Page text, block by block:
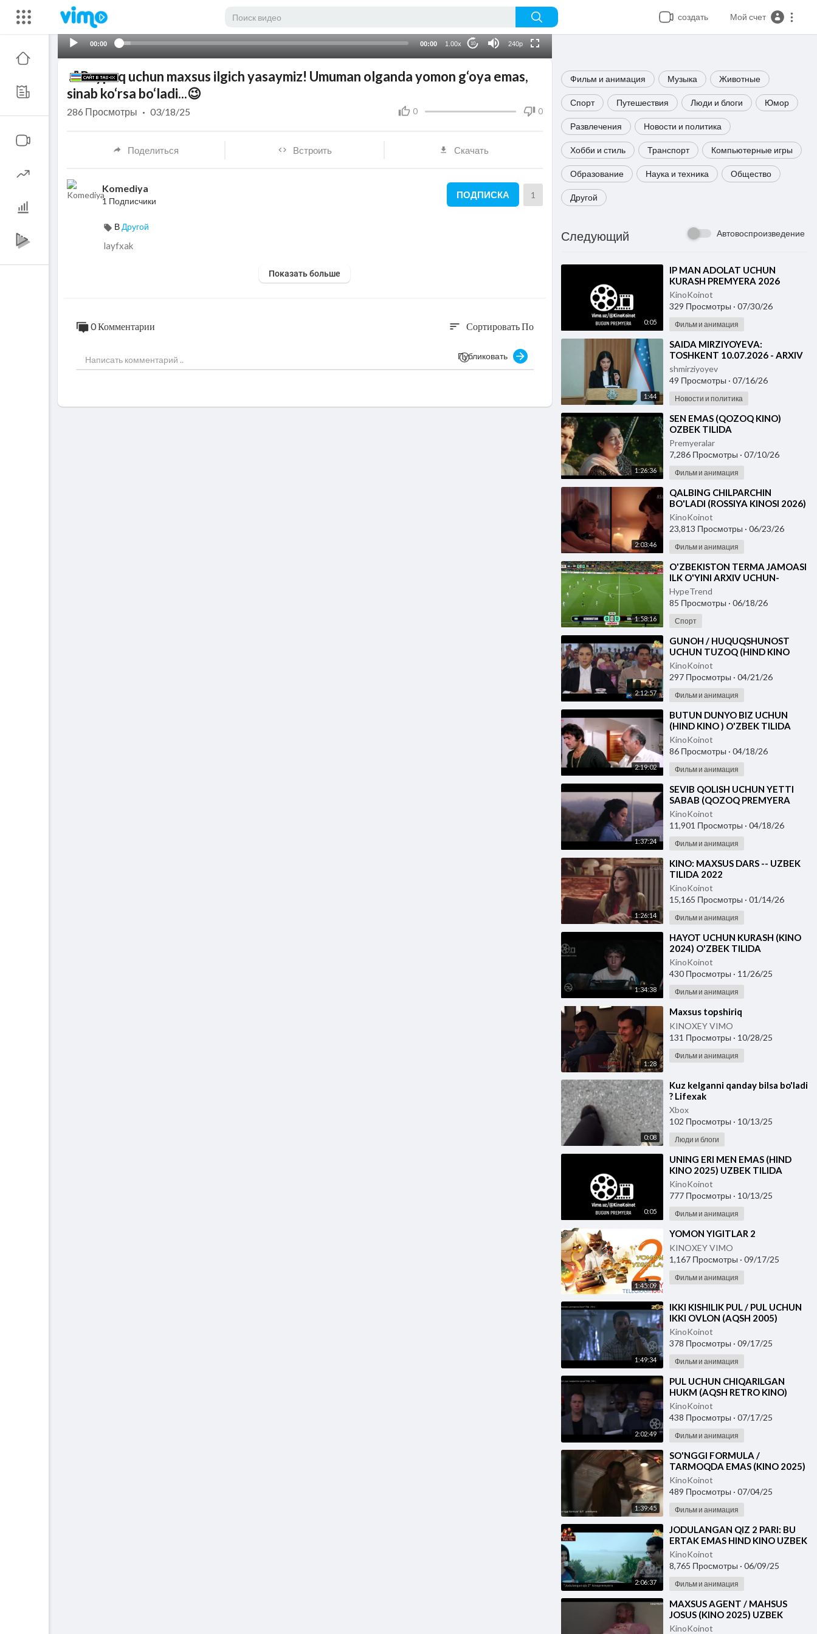
создать Мой счет
00:00 00:00 1.00x 10 240p
Фильм и анимация Музыка Животные
Спорт Путешествия Люди и блоги Юмор
Развлечения Новости и политика
Хобби и стиль Транспорт Компьютерные игры
Образование Наука и техника Общество
Другой
Следующий Автовоспроизведение
0:05
⁣IP MAN ADOLAT UCHUN
KURASH PREMYERA 2026
UZBEK TILIDA
KinoKoinot
329 Просмотры · 07/30/26
Фильм и анимация
1:44
⁣⁣SAIDA MIRZIYOYEVA:
TOSHKENT 10.07.2026 - ARXIV
UCHUN
shmirziyoyev
49 Просмотры · 07/16/26
Новости и политика
1:26:36
⁣SEN EMAS (QOZOQ KINO)
OZBEK TILIDA
Premyeralar
7,286 Просмотры · 07/10/26
Фильм и анимация
2:03:46
⁣QALBING CHILPARCHIN
BO'LADI (ROSSIYA KINOSI 2026)
O'ZBEK TILIDA
KinoKoinot
23,813 Просмотры · 06/23/26
Фильм и анимация
1:58:16
⁣O'ZBEKISTON TERMA JAMOASI
ILK O'YINI ARXIV UCHUN-
FUTBOOL BO'YICHA JAHON
CHEMPIONATI
HypeTrend
85 Просмотры · 06/18/26
Спорт
2:12:57
⁣GUNOH / HUQUQSHUNOST
UCHUN TUZOQ (HIND KINO
2001) UZBEK TILIDA
KinoKoinot
297 Просмотры · 04/21/26
Фильм и анимация
2:19:02
⁣BUTUN DUNYO BIZ UCHUN
(HIND KINO ) O'ZBEK TILIDA
KinoKoinot
86 Просмотры · 04/18/26
Фильм и анимация
1:37:24
⁣SEVIB QOLISH UCHUN YETTI
SABAB (QOZOQ PREMYERA
2026) O'ZBEK TILIDA
KinoKoinot
11,901 Просмотры · 04/18/26
Фильм и анимация
1:26:14
⁣KINO: MAXSUS DARS -- UZBEK
TILIDA 2022
KinoKoinot
15,165 Просмотры · 01/14/26
Фильм и анимация
1:34:38
⁣HAYOT UCHUN KURASH (KINO
2024) O'ZBEK TILIDA
KinoKoinot
430 Просмотры · 11/26/25
Фильм и анимация
1:28
⁣Maxsus topshiriq
KINOXEY VIMO
131 Просмотры · 10/28/25
Фильм и анимация
0:08
⁣Kuz kelganni qanday bilsa bo'ladi
? Lifexak
Xbox
102 Просмотры · 10/13/25
Люди и блоги
0:05
⁣UNING ERI MEN EMAS (HIND
KINO 2025) UZBEK TILIDA
KinoKoinot
777 Просмотры · 10/13/25
Фильм и анимация
1:45:09
⁣YOMON YIGITLAR 2
KINOXEY VIMO
1,167 Просмотры · 09/17/25
Фильм и анимация
1:49:34
⁣IKKI KISHILIK PUL / PUL UCHUN
IKKI OVLON (AQSH 2005)
UZBEK TILIDA
KinoKoinot
378 Просмотры · 09/17/25
Фильм и анимация
2:02:49
⁣PUL UCHUN CHIQARILGAN
HUKM (AQSH RETRO KINO)
UZBEK TILIDA
KinoKoinot
438 Просмотры · 07/17/25
Фильм и анимация
1:39:45
⁣SO'NGGI FORMULA /
TARMOQDA EMAS (KINO 2025)
UZBEK TILIDA
KinoKoinot
489 Просмотры · 07/04/25
Фильм и анимация
2:06:37
⁣JODULANGAN QIZ 2 PARI: BU
ERTAK EMAS HIND KINO UZBEK
TILIDA
KinoKoinot
8,765 Просмотры · 06/09/25
Фильм и анимация
⁣MAXSUS AGENT / MAHSUS
JOSUS (KINO 2025) UZBEK
TILIDA
KinoKoinot
🧦Paypoq uchun maxsus ilgich yasaymiz! Umuman olganda yomon g‘oya emas,
sinab ko‘rsa bo‘ladi...😉
0 0
286 Просмотры · 03/18/25
Поделиться Встроить Скачать
Komediya
1 Подписчики
ПОДПИСКА 1
В Другой
layfxak
Показать больше
0 Комментарии sort Сортировать По
Публиковать